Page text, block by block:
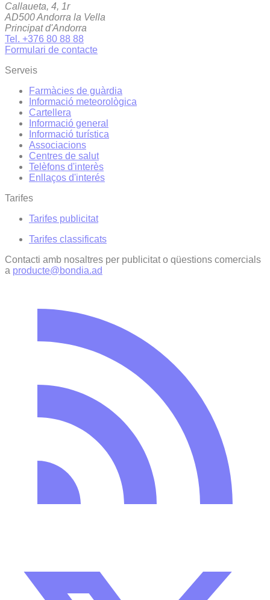
Callaueta, 4, 1r
AD500 Andorra la Vella
Principat d'Andorra
Tel. +376 80 88 88
Formulari de contacte
Serveis
Farmàcies de guàrdia
Informació meteorològica
Cartellera
Informació general
Informació turística
Associacions
Centres de salut
Telèfons d'interès
Enllaços d'interés
Tarifes
Tarifes publicitat
Tarifes classificats
Contacti amb nosaltres per publicitat o qüestions comercials
a producte@bondia.ad